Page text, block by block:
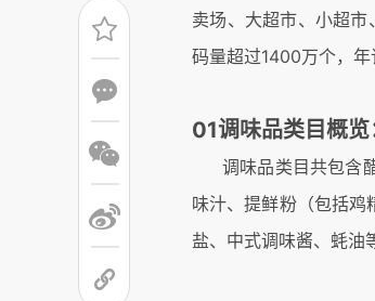
卖场、大超市、小超
码量超过1400万个，年
01调味品类目概览
调味品类目共包含
味汁、提鲜粉（包括鸡
盐、中式调味酱、蚝油